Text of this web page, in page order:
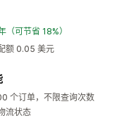
（可节省 18%）
额 0.05 美元
个订单，不限查询次数
流状态